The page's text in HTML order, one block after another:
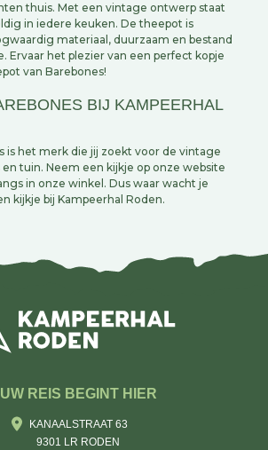
thuis. Met een vintage ontwerp staat
in iedere keuken. De theepot is
materiaal, duurzaam en bestand
Ervaar het plezier van een perfect kopje
van Barebones!
BIJ KAMPEERHAL
is het merk die jij zoekt voor de vintage
tuin. Neem een kijkje op onze website
in onze winkel. Dus waar wacht je
kijkje bij Kampeerhal Roden.
REIS BEGINT HIER
KANAALSTRAAT 63
9301 LR RODEN